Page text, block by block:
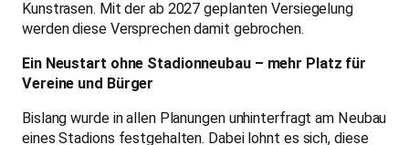
Ein Verzicht auf den Stadionneubau böte eine echte
Alternative: Auf der freiwerdenden Fläche ließen sich
gleich mehrere neue Sportplätze sowie weitere
Infrastruktur für Vereine, Schulen und Bürger*innen
schaffen. Die Naturwiese könnte vollständig erhalten
bleiben und den Berliner Sporttreibenden könnte
insgesamt weit mehr angeboten werden als je zuvor.